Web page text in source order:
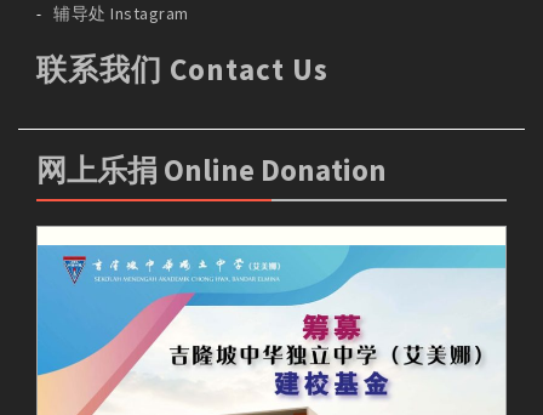
辅导处 Instagram
联系我们 Contact Us
网上乐捐 Online Donation